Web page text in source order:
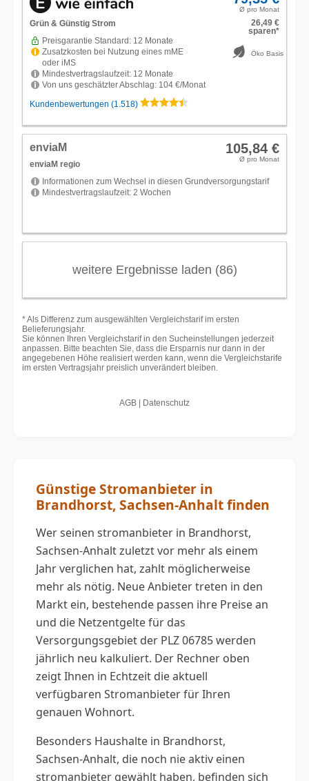
Günstige Stromanbieter in
Brandhorst, Sachsen-Anhalt finden
Wer seinen stromanbieter in Brandhorst,
Sachsen-Anhalt zuletzt vor mehr als einem
Jahr verglichen hat, zahlt möglicherweise
mehr als nötig. Neue Anbieter treten in den
Markt ein, bestehende passen ihre Preise an
und die Netzentgelte für das
Versorgungsgebiet der PLZ 06785 werden
jährlich neu kalkuliert. Der Rechner oben
zeigt Ihnen in Echtzeit die aktuell
verfügbaren Stromanbieter für Ihren
genauen Wohnort.
Besonders Haushalte in Brandhorst,
Sachsen-Anhalt, die noch nie aktiv einen
stromanbieter gewählt haben, befinden sich